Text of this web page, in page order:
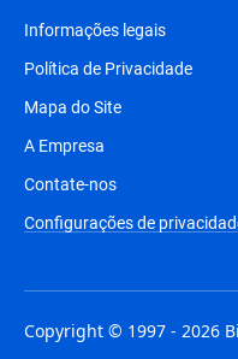
Informações legais
Política de Privacidade
Mapa do Site
A Empresa
Contate-nos
Configurações de
Copyright © 1997 - 2026